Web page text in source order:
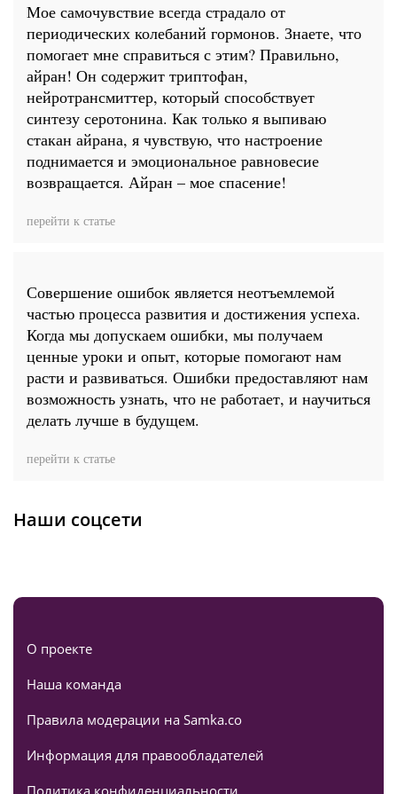
Мое самочувствие всегда страдало от
периодических колебаний гормонов. Знаете, что
помогает мне справиться с этим? Правильно,
айран! Он содержит триптофан,
нейротрансмиттер, который способствует
синтезу серотонина. Как только я выпиваю
стакан айрана, я чувствую, что настроение
поднимается и эмоциональное равновесие
возвращается. Айран – мое спасение!
перейти к статье
Совершение ошибок является неотъемлемой
частью процесса развития и достижения успеха.
Когда мы допускаем ошибки, мы получаем
ценные уроки и опыт, которые помогают нам
расти и развиваться. Ошибки предоставляют нам
возможность узнать, что не работает, и научиться
делать лучше в будущем.
перейти к статье
Наши соцсети
О проекте
Наша команда
Правила модерации на Samka.co
Информация для правообладателей